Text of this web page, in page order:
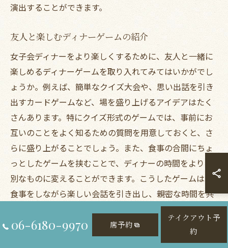
演出することができます。
友人と楽しむディナーゲームの紹介
女子会ディナーをより楽しくするために、友人と一緒に
楽しめるディナーゲームを取り入れてみてはいかがでし
ょうか。例えば、簡単なクイズ大会や、思い出話を引き
出すカードゲームなど、場を盛り上げるアイデアはたく
さんあります。特にクイズ形式のゲームでは、事前にお
互いのことをよく知るための質問を用意しておくと、さ
らに盛り上がることでしょう。また、食事の合間にちょ
っとしたゲームを挟むことで、ディナーの時間をより特
別なものに変えることができます。こうしたゲームは、
食事をしながら楽しい会話を引き出し、親密な時間を共
季節感を演出するプロジェクションマッピング
06-6180-9970 席予約
テイクアウト予
約